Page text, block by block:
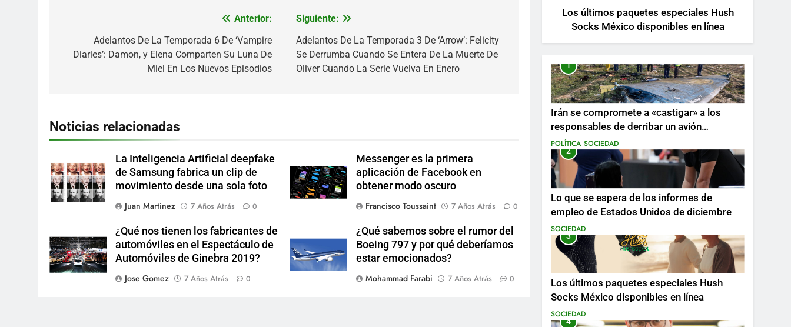
Anterior:
Adelantos De La Temporada 6 De ‘Vampire
Diaries’: Damon, y Elena Comparten Su Luna De
Miel En Los Nuevos Episodios
Siguiente:
Adelantos De La Temporada 3 De ‘Arrow’: Felicity
Se Derrumba Cuando Se Entera De La Muerte De
Oliver Cuando La Serie Vuelva En Enero
Noticias relacionadas
La Inteligencia Artificial deepfake
de Samsung fabrica un clip de
movimiento desde una sola foto
Juan Martinez
7 Años Atrás 0
Messenger es la primera
aplicación de Facebook en
obtener modo oscuro
Francisco Toussaint
7 Años Atrás 0
¿Qué nos tienen los fabricantes de
automóviles en el Espectáculo de
Automóviles de Ginebra 2019?
Jose Gomez
7 Años Atrás 0
¿Qué sabemos sobre el rumor del
Boeing 797 y por qué deberíamos
estar emocionados?
Mohammad Farabi
7 Años Atrás 0
Los últimos paquetes especiales Hush
Socks México disponibles en línea
1
Irán se compromete a «castigar» a los
responsables de derribar un avión
ucraniano mientras se realizan arrestos
POLÍTICA SOCIEDAD
2
Lo que se espera de los informes de
empleo de Estados Unidos de diciembre
SOCIEDAD
3
Los últimos paquetes especiales Hush
Socks México disponibles en línea
SOCIEDAD
4